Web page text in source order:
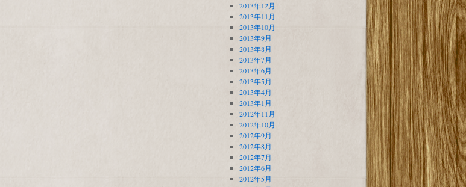
2013年12月
2013年11月
2013年10月
2013年9月
2013年8月
2013年7月
2013年6月
2013年5月
2013年4月
2013年1月
2012年11月
2012年10月
2012年9月
2012年8月
2012年7月
2012年6月
2012年5月